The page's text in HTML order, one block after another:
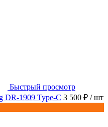
Быстрый просмотр
DR-1909 Type-C 3 500 ₽ / шт